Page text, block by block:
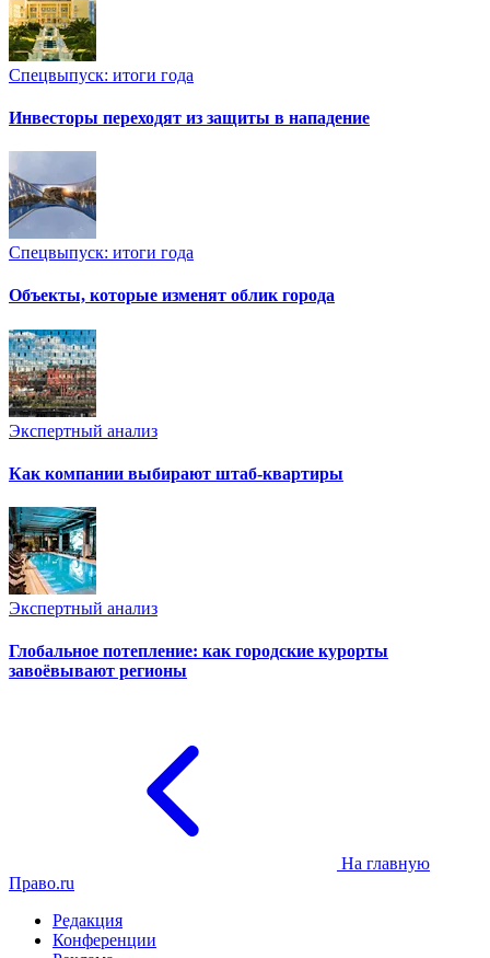
Спецвыпуск: итоги года
Инвесторы переходят из защиты в нападение
Спецвыпуск: итоги года
Объекты, которые изменят облик города
Экспертный анализ
Как компании выбирают штаб-квартиры
Экспертный анализ
Глобальное потепление: как городские курорты
завоёвывают регионы
На главную
Право.ru
Редакция
Конференции